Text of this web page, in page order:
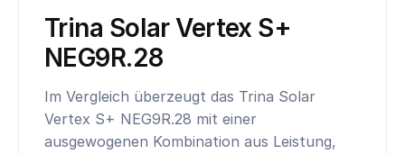
Trina Solar Vertex S+
NEG9R.28
Im Vergleich überzeugt das Trina Solar
Vertex S+ NEG9R.28 mit einer
ausgewogenen Kombination aus Leistung,